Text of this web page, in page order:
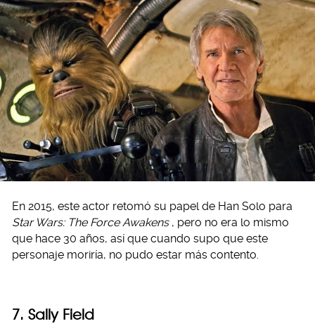
En 2015, este actor retomó su papel de Han Solo para
Star Wars: The Force Awakens , pero no era lo mismo
que hace 30 años, así que cuando supo que este
personaje moriría, no pudo estar más contento.
7. Sally Field